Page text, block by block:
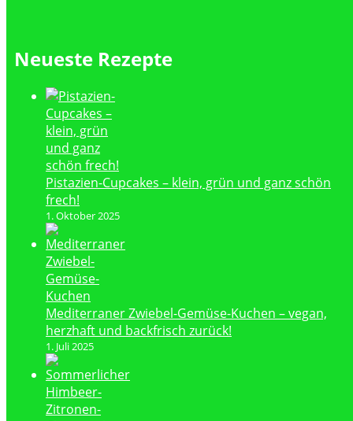
Neueste Rezepte
Pistazien-Cupcakes – klein, grün und ganz schön
frech!
1. Oktober 2025
Mediterraner Zwiebel-Gemüse-Kuchen – vegan,
herzhaft und backfrisch zurück!
1. Juli 2025